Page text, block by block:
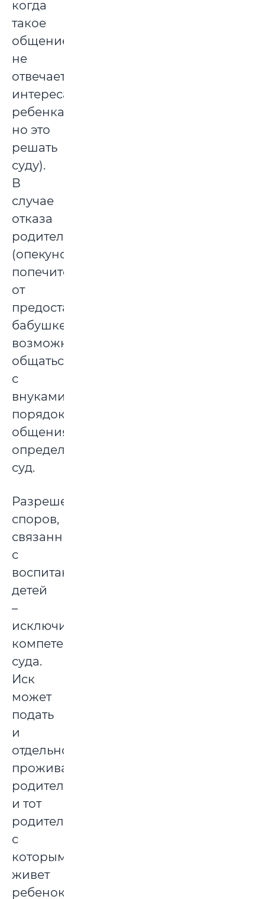
когда
такое
общение
не
отвечает
интересам
ребенка,
но это
решать
суду).
В
случае
отказа
родителей
(опекунов,
попечителей)
от
предоставления
бабушке
возможности
общаться
с
внуками,
порядок
общения
определяет
суд.
Разрешение
споров,
связанных
с
воспитанием
детей
–
исключительно
компетенция
суда.
Иск
может
подать
и
отдельно
проживающий
родитель,
и тот
родитель,
с
которым
живет
ребенок.